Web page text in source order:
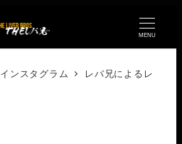
MENU
インスタグラム
レバ兄によるレ